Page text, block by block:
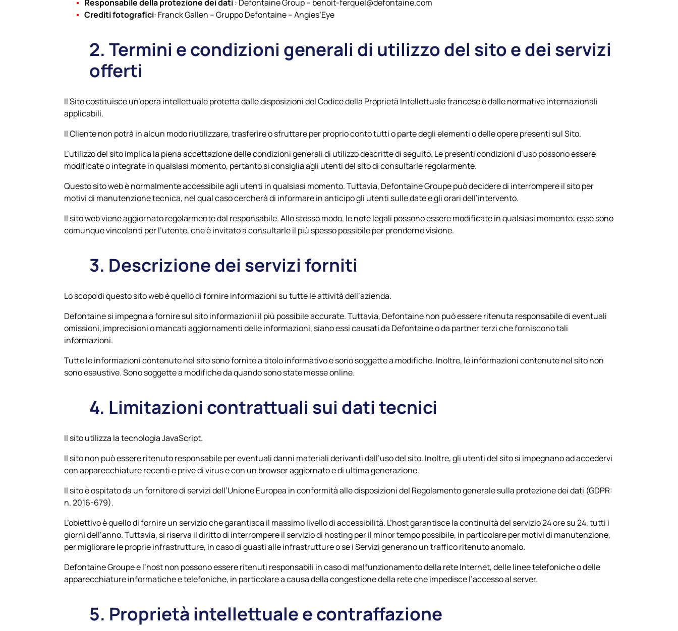
Responsabile della protezione dei dati: Defontaine Group – benoit-ferquel@defontaine.com
Crediti fotografici: Franck Gallen – Gruppo Defontaine – Angies’Eye
2. Termini e condizioni generali di utilizzo del sito e dei servizi
offerti
Il Sito costituisce un’opera intellettuale protetta dalle disposizioni del Codice della Proprietà Intellettuale francese e dalle normative internazionali
applicabili.
Il Cliente non potrà in alcun modo riutilizzare, trasferire o sfruttare per proprio conto tutti o parte degli elementi o delle opere presenti sul Sito.
L’utilizzo del sito implica la piena accettazione delle condizioni generali di utilizzo descritte di seguito. Le presenti condizioni d’uso possono essere
modificate o integrate in qualsiasi momento, pertanto si consiglia agli utenti del sito di consultarle regolarmente.
Questo sito web è normalmente accessibile agli utenti in qualsiasi momento. Tuttavia, Defontaine Groupe può decidere di interrompere il sito per
motivi di manutenzione tecnica, nel qual caso cercherà di informare in anticipo gli utenti sulle date e gli orari dell’intervento.
Il sito web viene aggiornato regolarmente dal responsabile. Allo stesso modo, le note legali possono essere modificate in qualsiasi momento: esse sono
comunque vincolanti per l’utente, che è invitato a consultarle il più spesso possibile per prenderne visione.
3. Descrizione dei servizi forniti
Lo scopo di questo sito web è quello di fornire informazioni su tutte le attività dell’azienda.
Defontaine si impegna a fornire sul sito informazioni il più possibile accurate. Tuttavia, Defontaine non può essere ritenuta responsabile di eventuali
omissioni, imprecisioni o mancati aggiornamenti delle informazioni, siano essi causati da Defontaine o da partner terzi che forniscono tali
informazioni.
Tutte le informazioni contenute nel sito sono fornite a titolo informativo e sono soggette a modifiche. Inoltre, le informazioni contenute nel sito non
sono esaustive. Sono soggette a modifiche da quando sono state messe online.
4. Limitazioni contrattuali sui dati tecnici
Il sito utilizza la tecnologia JavaScript.
Il sito non può essere ritenuto responsabile per eventuali danni materiali derivanti dall’uso del sito. Inoltre, gli utenti del sito si impegnano ad accedervi
con apparecchiature recenti e prive di virus e con un browser aggiornato e di ultima generazione.
Il sito è ospitato da un fornitore di servizi dell’Unione Europea in conformità alle disposizioni del Regolamento generale sulla protezione dei dati (GDPR:
n. 2016-679).
L’obiettivo è quello di fornire un servizio che garantisca il massimo livello di accessibilità. L’host garantisce la continuità del servizio 24 ore su 24, tutti i
giorni dell’anno. Tuttavia, si riserva il diritto di interrompere il servizio di hosting per il minor tempo possibile, in particolare per motivi di manutenzione,
per migliorare le proprie infrastrutture, in caso di guasti alle infrastrutture o se i Servizi generano un traffico ritenuto anomalo.
Defontaine Groupe e l’host non possono essere ritenuti responsabili in caso di malfunzionamento della rete Internet, delle linee telefoniche o delle
apparecchiature informatiche e telefoniche, in particolare a causa della congestione della rete che impedisce l’accesso al server.
5. Proprietà intellettuale e contraffazione